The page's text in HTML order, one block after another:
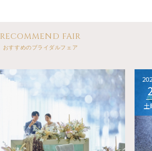
RECOMMEND FAIR
おすすめのブライダルフェア
土